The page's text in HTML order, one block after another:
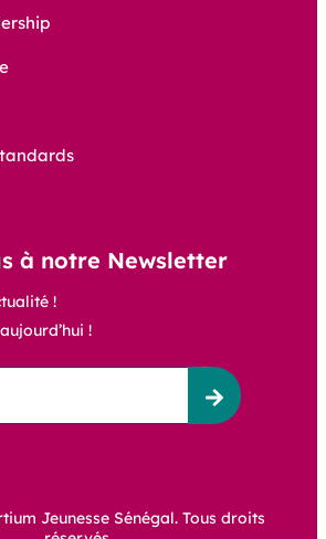
à notre Newsletter
!
!
Jeunesse Sénégal. Tous droits